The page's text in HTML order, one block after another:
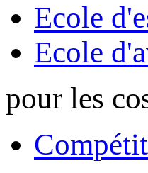
Ecole
Ecole
pour les